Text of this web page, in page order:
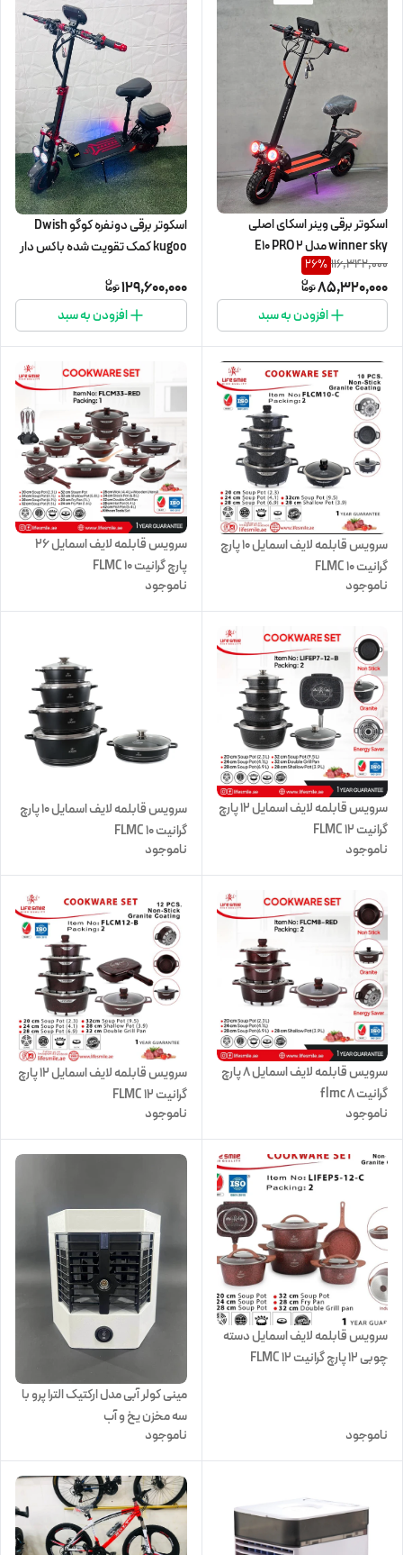
اسکوتر برقی وینر اسکای اصلی
winner sky مدل E10 PRO 2
116,342,000
26%
85,320,000
افزودن به سبد
اسکوتر برقی دونفره کوگو Dwish
kugoo کمک تقویت شده باکس دار
129,600,000
افزودن به سبد
سرویس قابلمه لایف اسمایل 10 پارچ
گرانیت FLMC 10
ناموجود
سرویس قابلمه لایف اسمایل ۲۶
پارچ گرانیت FLMC 10
ناموجود
سرویس قابلمه لایف اسمایل 12 پارچ
گرانیت FLMC 12
ناموجود
سرویس قابلمه لایف اسمایل 10 پارچ
گرانیت FLMC 10
ناموجود
سرویس قابلمه لایف اسمایل 8 پارچ
گرانیت flmc 8
ناموجود
سرویس قابلمه لایف اسمایل 12 پارچ
گرانیت FLMC 12
ناموجود
سرویس قابلمه لایف اسمایل دسته
چوبی 12 پارچ گرانیت FLMC 12
ناموجود
مینی کولر آبی مدل ارکتیک الترا پرو با
سه مخزن یخ و آب
ناموجود